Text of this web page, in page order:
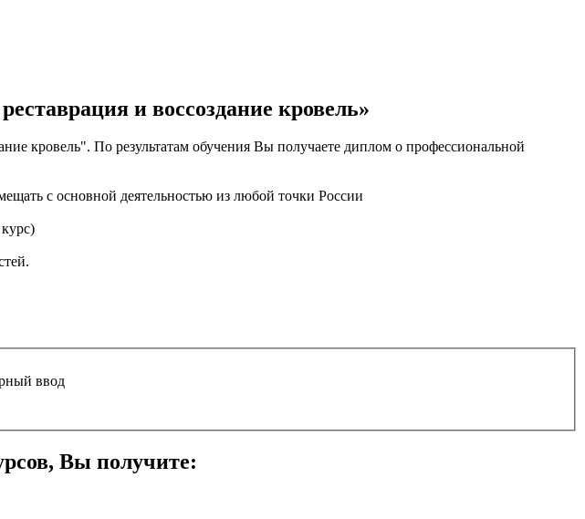
и воссоздание кровель»
кровель". По результатам обучения Вы получаете диплом о профессиональной
с основной деятельностью из любой точки России
ввод
Вы получите: